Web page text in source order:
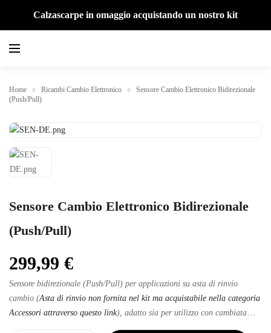
Calzascarpe in omaggio acquistando un nostro kit
Home Ricambi Cambio Elettronico
Sensore Cambio Elettronico Bidirezionale
(Push/Pull)
Sensore Cambio Elettronico Bidirezionale
(Push/Pull)
299,99 €
Sensore bidirezionale (Push/Pull) per applicazioni su asta di rinvio
cambio (Asta di rinvio non fornita nel kit ma acquistabile nella categoria
Accessori attraverso questo link), adatto sia per utilizzo con cambiata
standard che rovesciata a seconda del vostro stile di guida preferito.